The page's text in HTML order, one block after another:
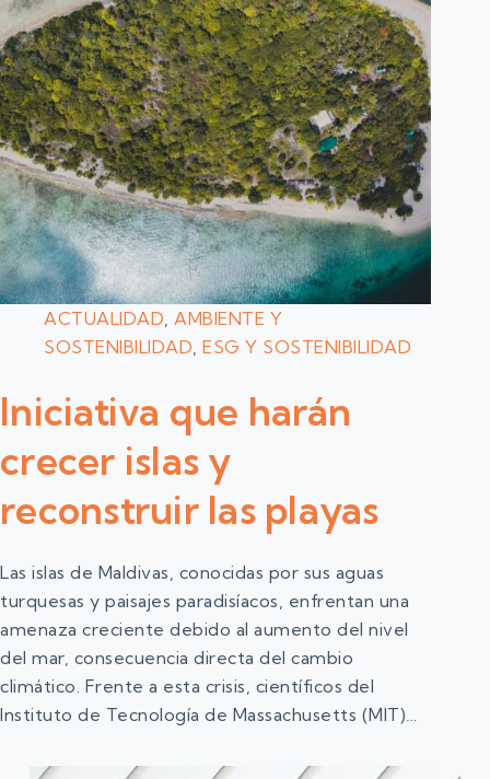
ACTUALIDAD, AMBIENTE Y
SOSTENIBILIDAD, ESG Y SOSTENIBILIDAD
Iniciativa que harán
crecer islas y
reconstruir las playas
Las islas de Maldivas, conocidas por sus aguas
turquesas y paisajes paradisíacos, enfrentan una
amenaza creciente debido al aumento del nivel
del mar, consecuencia directa del cambio
climático. Frente a esta crisis, científicos del
Instituto de Tecnología de Massachusetts (MIT)…